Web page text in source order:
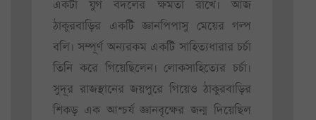
একটা যুগ বদলের ক্ষমতা রাখে। আজ
ঠাকুরবাড়ির একটি জ্ঞানপিপাসু মেয়ের গল্প
বলি। সম্পূর্ণ অন্যরকম একটি সাহিত্যধারার চর্চা
তিনি করে গিয়েছিলেন। লোকসাহিত্যের চর্চা।
সুদূর রাজস্থানের জয়পুরে গিয়েও ঠাকুরবাড়ির
শিকড় এক আশ্চর্য জ্ঞানবৃক্ষের জন্ম দিয়েছিল